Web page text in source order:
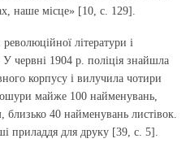
наше місце» [10, с. 129].
літератури і
червні 1904 р. поліція знайшла
корпусу і вилучила чотири
майже 100 найменувань,
близько 40 найменувань листівок.
приладдя для друку [39, с. 5].